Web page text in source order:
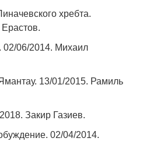
хребта.
06/2014. Михаил
13/01/2015. Рамиль
Закир Газиев.
02/04/2014.